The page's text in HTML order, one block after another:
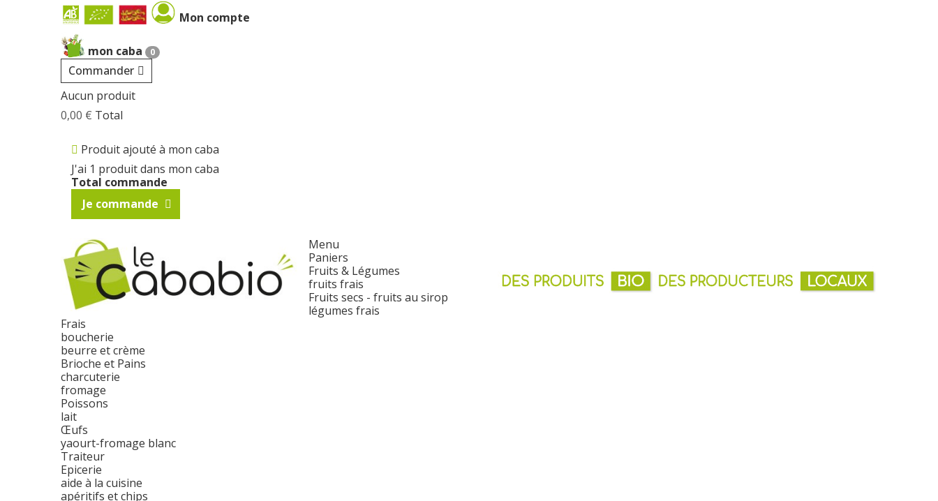
Mon compte
mon caba 0
Commander
Aucun produit
0,00 € Total
Produit ajouté à mon caba
J'ai 1 produit dans mon caba
Total commande
Je commande
Menu
Paniers
Fruits & Légumes
fruits frais
Fruits secs - fruits au sirop
légumes frais
Frais
boucherie
beurre et crème
Brioche et Pains
charcuterie
fromage
Poissons
lait
Œufs
yaourt-fromage blanc
Traiteur
Epicerie
aide à la cuisine
apéritifs et chips
Cookies management panel